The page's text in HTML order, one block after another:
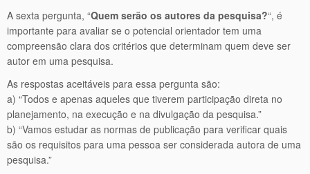
A sexta pergunta, “Quem serão os autores da pesquisa?“, é
importante para avaliar se o potencial orientador tem uma
compreensão clara dos critérios que determinam quem deve ser
autor em uma pesquisa.
As respostas aceitáveis para essa pergunta são:
a) “Todos e apenas aqueles que tiverem participação direta no
planejamento, na execução e na divulgação da pesquisa.”
b) “Vamos estudar as normas de publicação para verificar quais
são os requisitos para uma pessoa ser considerada autora de uma
pesquisa.”